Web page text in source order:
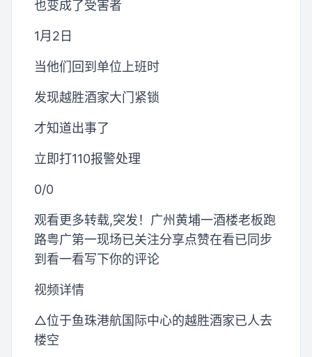
也变成了受害者
1月2日
当他们回到单位上班时
发现越胜酒家大门紧锁
才知道出事了
立即打110报警处理
0/0
观看更多转载,突发！广州黄埔一酒楼老板跑
路粤广第一现场已关注分享点赞在看已同步
到看一看写下你的评论
视频详情
△位于鱼珠港航国际中心的越胜酒家已人去
楼空